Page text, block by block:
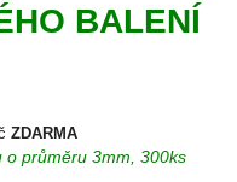
BALENÍ
ZDARMA
o průměru 3mm, 300ks